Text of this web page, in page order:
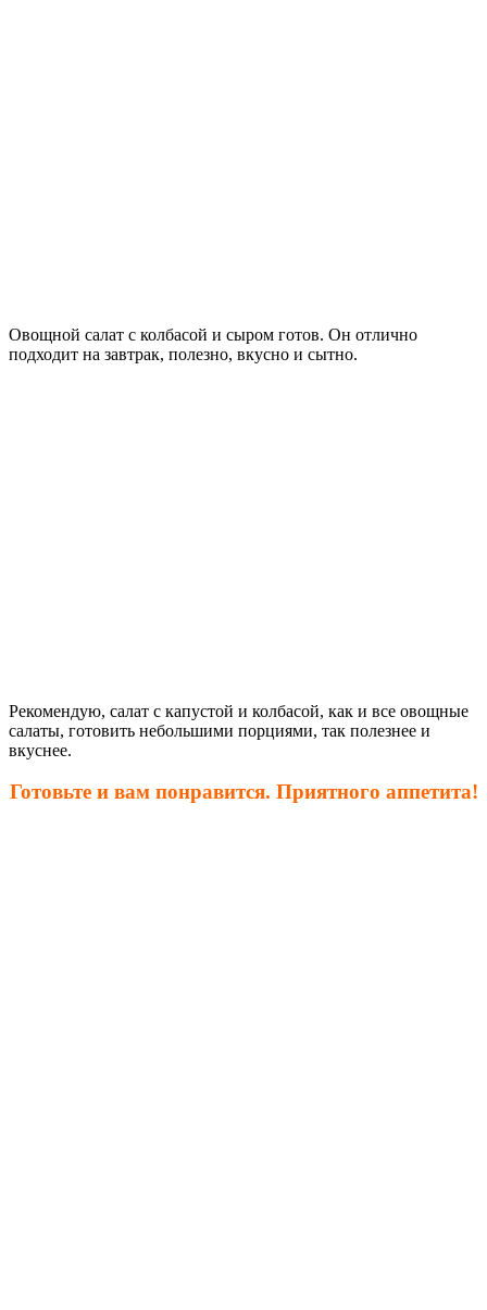
Овощной салат с колбасой и сыром готов. Он отлично
подходит на завтрак, полезно, вкусно и сытно.
Рекомендую, салат с капустой и колбасой, как и все овощные
салаты, готовить небольшими порциями, так полезнее и
вкуснее.
Готовьте и вам понравится. Приятного аппетита!